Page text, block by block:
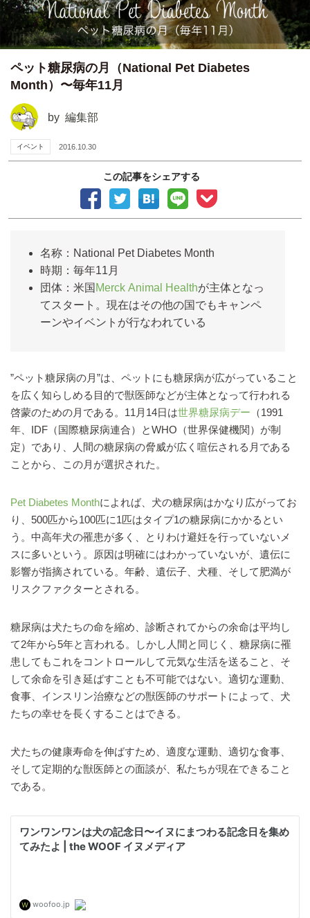
ペット糖尿病の月（National Pet Diabetes
Month）〜毎年11月
by 編集部
イベント 2016.10.30
この記事をシェアする
名称：National Pet Diabetes Month
時期：毎年11月
団体：米国 Merck Animal Healthが主体となっ
てスタート。現在はその他の国でもキャンペ
ーンやイベントが行なわれている
”ペット糖尿病の月”は、ペットにも糖尿病が広がっていること
を広く知らしめる目的で獣医師などが主体となって行われる
啓蒙のための月である。11月14日は世界糖尿病デー （1991
年、IDF（国際糖尿病連合）とWHO（世界保健機関）が制
定）であり、人間の糖尿病の脅威が広く喧伝される月である
ことから、この月が選択された。
Pet Diabetes Monthによれば、犬の糖尿病はかなり広がってお
り、500匹から100匹に1匹はタイプ1の糖尿病にかかるとい
う。中高年犬の罹患が多く、とりわけ避妊を行っていないメ
スに多いという。原因は明確にはわかっていないが、遺伝に
影響が指摘されている。年齢、遺伝子、犬種、そして肥満が
リスクファクターとされる。
糖尿病は犬たちの命を縮め、診断されてからの余命は平均し
て2年から5年と言われる。しかし人間と同じく、糖尿病に罹
患してもこれをコントロールして元気な生活を送ること、そ
して余命を引き延ばすことも不可能ではない。適切な運動、
食事、インスリン治療などの獣医師のサポートによって、犬
たちの幸せを長くすることはできる。
犬たちの健康寿命を伸ばすため、適度な運動、適切な食事、
そして定期的な獣医師との面談が、私たちが現在できること
である。